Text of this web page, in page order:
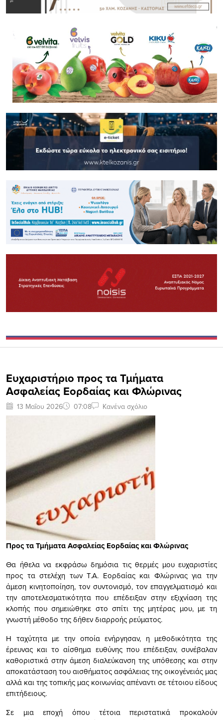
Eυχαριστήριο προς τα Τμήματα
Ασφαλείας Εορδαίας και Φλώρινας
13 Μαΐου 2026 07:08 Κανένα σχόλιο
Προς τα Τμήματα Ασφαλείας Εορδαίας και Φλώρινας
Θα ήθελα να εκφράσω δημόσια τις θερμές μου ευχαριστίες
προς τα στελέχη των Τ.Α. Εορδαίας και Φλώρινας για την
άμεση κινητοποίηση, τον συντονισμό, τον επαγγελματισμό και
την αποτελεσματικότητα που επέδειξαν στην εξιχνίαση της
κλοπής που σημειώθηκε στο σπίτι της μητέρας μου, με τη
γνωστή μέθοδο της δήθεν διαρροής ρεύματος.
Η ταχύτητα με την οποία ενήργησαν, η μεθοδικότητα της
έρευνας και το αίσθημα ευθύνης που επέδειξαν, συνέβαλαν
καθοριστικά στην άμεση διαλεύκανση της υπόθεσης και στην
αποκατάσταση του αισθήματος ασφάλειας της οικογένειάς μας
αλλά και της τοπικής μας κοινωνίας απέναντι σε τέτοιου είδους
επιτήδειους.
Σε μια εποχή όπου τέτοια περιστατικά προκαλούν